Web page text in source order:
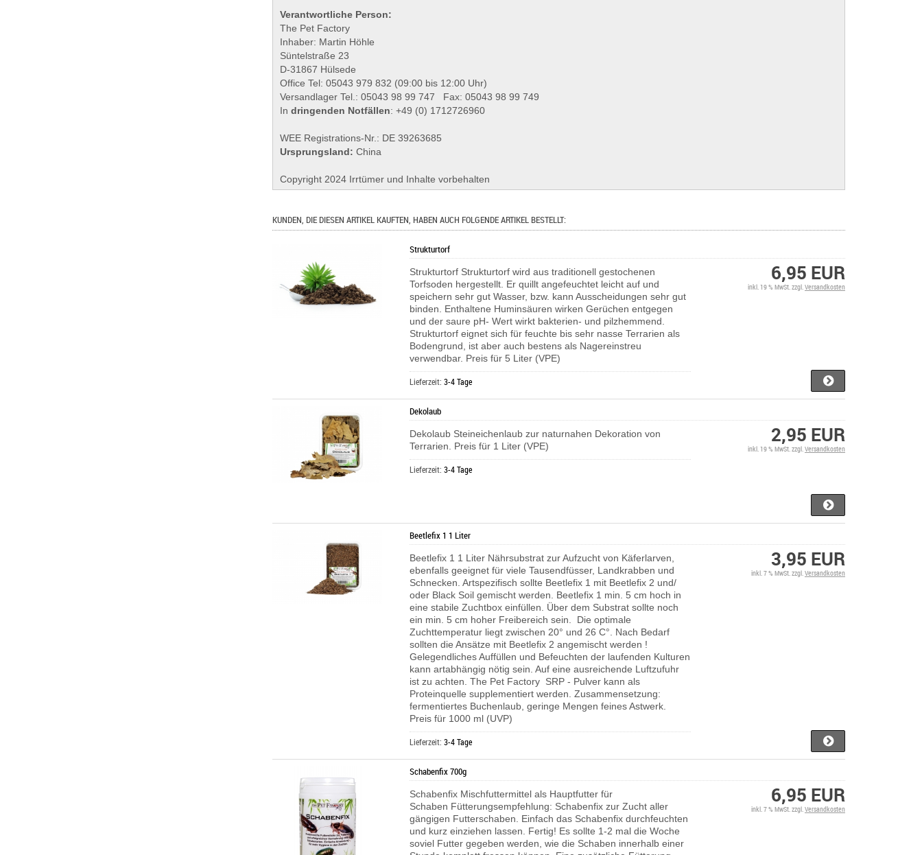
Verantwortliche Person:
The Pet Factory
Inhaber: Martin Höhle
Süntelstraße 23
D-31867 Hülsede
Office Tel: 05043 979 832 (09:00 bis 12:00 Uhr)
Versandlager Tel.: 05043 98 99 747 Fax: 05043 98 99 749
In dringenden Notfällen: +49 (0) 1712726960
WEE Registrations-Nr.: DE 39263685
Ursprungsland: China
Copyright 2024 Irrtümer und Inhalte vorbehalten
KUNDEN, DIE DIESEN ARTIKEL KAUFTEN, HABEN AUCH FOLGENDE ARTIKEL BESTELLT:
Strukturtorf
Strukturtorf Strukturtorf wird aus traditionell gestochenen
Torfsoden hergestellt. Er quillt angefeuchtet leicht auf und
speichern sehr gut Wasser, bzw. kann Ausscheidungen sehr gut
binden. Enthaltene Huminsäuren wirken Gerüchen entgegen
und der saure pH- Wert wirkt bakterien- und pilzhemmend.
Strukturtorf eignet sich für feuchte bis sehr nasse Terrarien als
Bodengrund, ist aber auch bestens als Nagereinstreu
verwendbar. Preis für 5 Liter (VPE)
Lieferzeit:3-4 Tage
6,95 EUR
inkl. 19 % MwSt. zzgl.Versandkosten
Dekolaub
Dekolaub Steineichenlaub zur naturnahen Dekoration von
Terrarien. Preis für 1 Liter (VPE)
Lieferzeit:3-4 Tage
2,95 EUR
inkl. 19 % MwSt. zzgl.Versandkosten
Beetlefix 1 1 Liter
Beetlefix 1 1 Liter Nährsubstrat zur Aufzucht von Käferlarven,
ebenfalls geeignet für viele Tausendfüsser, Landkrabben und
Schnecken. Artspezifisch sollte Beetlefix 1 mit Beetlefix 2 und/
oder Black Soil gemischt werden. Beetlefix 1 min. 5 cm hoch in
eine stabile Zuchtbox einfüllen. Über dem Substrat sollte noch
ein min. 5 cm hoher Freibereich sein. Die optimale
Zuchttemperatur liegt zwischen 20° und 26 C°. Nach Bedarf
sollten die Ansätze mit Beetlefix 2 angemischt werden !
Gelegendliches Auffüllen und Befeuchten der laufenden Kulturen
kann artabhängig nötig sein. Auf eine ausreichende Luftzufuhr
ist zu achten.The Pet Factory SRP - Pulver kann als
Proteinquelle supplementiert werden.Zusammensetzung:
fermentiertes Buchenlaub, geringe Mengen feines Astwerk.
Preis für 1000 ml (UVP)
Lieferzeit:3-4 Tage
3,95 EUR
inkl. 7 % MwSt. zzgl.Versandkosten
Schabenfix 700g
Schabenfix Mischfuttermittel als Hauptfutter für
Schaben Fütterungsempfehlung: Schabenfix zur Zucht aller
gängigen Futterschaben. Einfach das Schabenfix durchfeuchten
und kurz einziehen lassen. Fertig! Es sollte 1-2 mal die Woche
soviel Futter gegeben werden, wie die Schaben innerhalb einer
6,95 EUR
inkl. 7 % MwSt. zzgl.Versandkosten